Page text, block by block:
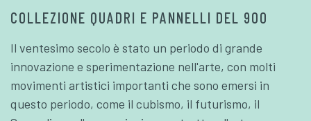
COLLEZIONE QUADRI E PANNELLI DEL 900
Il ventesimo secolo è stato un periodo di grande
innovazione e sperimentazione nell'arte, con molti
movimenti artistici importanti che sono emersi in
questo periodo, come il cubismo, il futurismo, il